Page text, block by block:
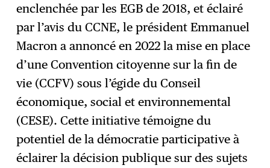
enclenchée par les EGB de 2018, et éclairé
par l’avis du CCNE, le président Emmanuel
Macron a annoncé en 2022 la mise en place
d’une Convention citoyenne sur la fin de
vie (CCFV) sous l’égide du Conseil
économique, social et environnemental
(CESE). Cette initiative témoigne du
potentiel de la démocratie participative à
éclairer la décision publique sur des sujets